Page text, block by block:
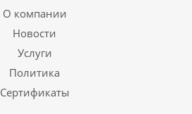
О компании
Новости
Услуги
Политика
Сертификаты